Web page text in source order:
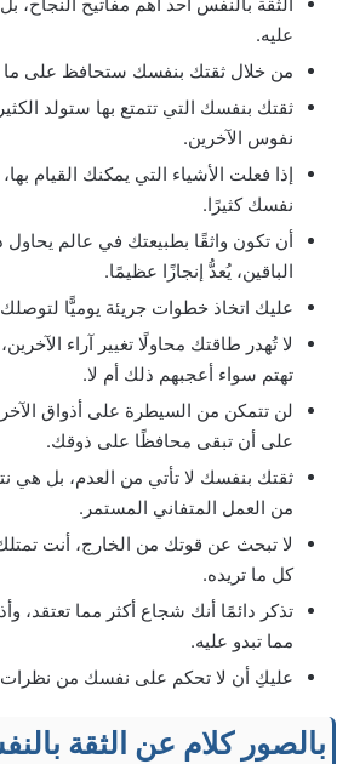
الثقة بالنفس أحد أهم مفاتيح
عليه.
من خلال ثقتك بنفسك ستحافظ على ما
ثقتك بنفسك التي تتمتع بها ستولد
نفوس الآخرين.
إذا فعلت الأشياء التي يمكنك القيام
نفسك كثيرًا.
أن تكون واثقًا بطبيعتك في عالم يحاول
الباقين، يُعدُّ إنجازًا عظيمًا.
عليك اتخاذ خطوات جريئة يوميًّا
لا تُهدر طاقتك محاولًا تغيير آراء
تهتم سواء أعجبهم ذلك أم لا.
لن تتمكن من السيطرة على أذواق
على أن تبقى محافظًا على ذوقك.
ثقتك بنفسك لا تأتي من العدم، بل هي
من العمل المتفاني المستمر.
لا تبحث عن قوتك من الخارج، أنت
كل ما تريده.
تذكر دائمًا أنك شجاع أكثر مما تعتقد،
مما تبدو عليه.
عليكِ أن لا تحكم على نفسك من نظرات
بالصور كلام عن الثقة